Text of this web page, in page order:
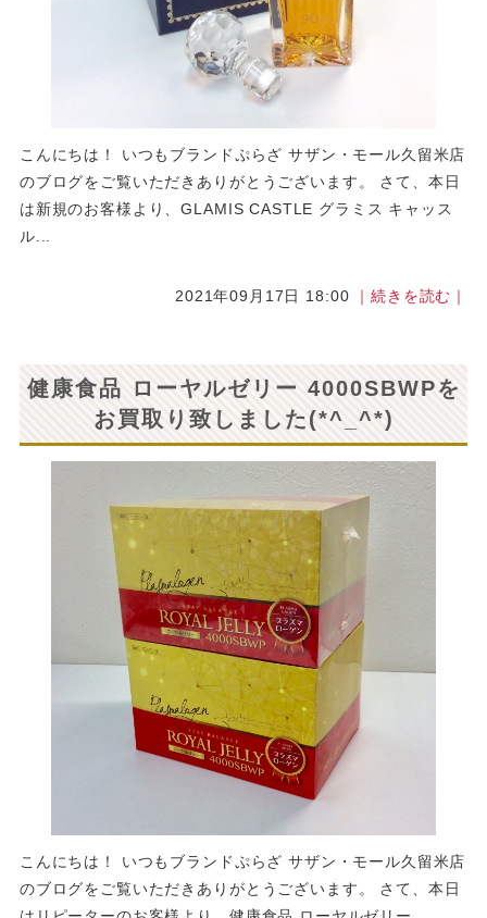
こんにちは！ いつもブランドぷらざ サザン・モール久留米店
のブログをご覧いただきありがとうございます。 さて、本日
は新規のお客様より、GLAMIS CASTLE グラミス キャッス
ル...
2021年09月17日 18:00 ｜続きを読む｜
健康食品 ローヤルゼリー 4000SBWPを
お買取り致しました(*^_^*)
こんにちは！ いつもブランドぷらざ サザン・モール久留米店
のブログをご覧いただきありがとうございます。 さて、本日